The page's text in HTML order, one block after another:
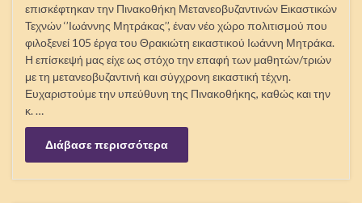
επισκέφτηκαν την Πινακοθήκη Μετανεοβυζαντινών Εικαστικών
Τεχνών ‘’Ιωάννης Μητράκας’’, έναν νέο χώρο πολιτισμού που
φιλοξενεί 105 έργα του Θρακιώτη εικαστικού Ιωάννη Μητράκα.
Η επίσκεψή μας είχε ως στόχο την επαφή των μαθητών/τριών
με τη μετανεοβυζαντινή και σύγχρονη εικαστική τέχνη.
Ευχαριστούμε την υπεύθυνη της Πινακοθήκης, καθώς και την
κ. …
Διάβασε περισσότερα